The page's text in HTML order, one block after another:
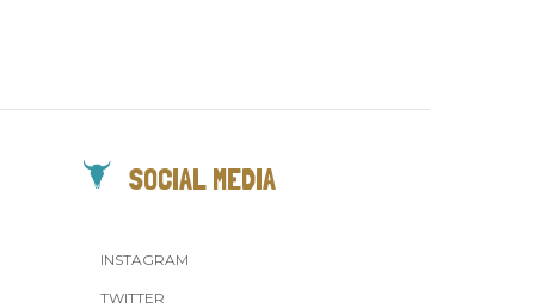
SOCIAL MEDIA
INSTAGRAM
TWITTER